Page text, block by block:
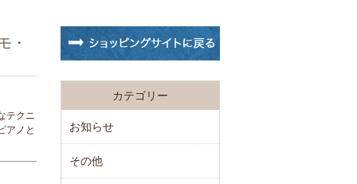
・
テクニ
アノと
カテゴリー
お知らせ
その他